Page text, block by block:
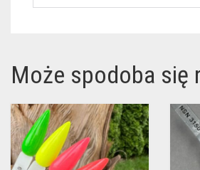
Może spodoba się